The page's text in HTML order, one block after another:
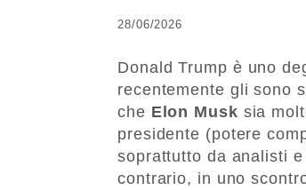
28/06/2026
Donald Trump è uno
recentemente gli sono
che Elon Musk sia
presidente (potere
soprattutto da analisti
contrario, in uno